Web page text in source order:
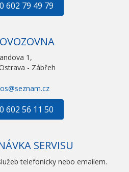
602 79 49 79
1,
- Zábřeh
602 56 11 50
SERVISU
telefonicky nebo emailem.